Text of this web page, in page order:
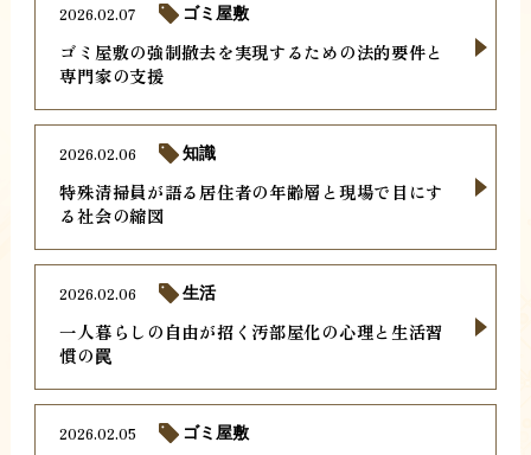
ゴミ屋敷の強制撤去を実現するための法的要件と
専門家の支援
2026.02.07 ゴミ屋敷
特殊清掃員が語る居住者の年齢層と現場で目にす
る社会の縮図
2026.02.06 知識
一人暮らしの自由が招く汚部屋化の心理と生活習
慣の罠
2026.02.06 生活
2026.02.05 ゴミ屋敷